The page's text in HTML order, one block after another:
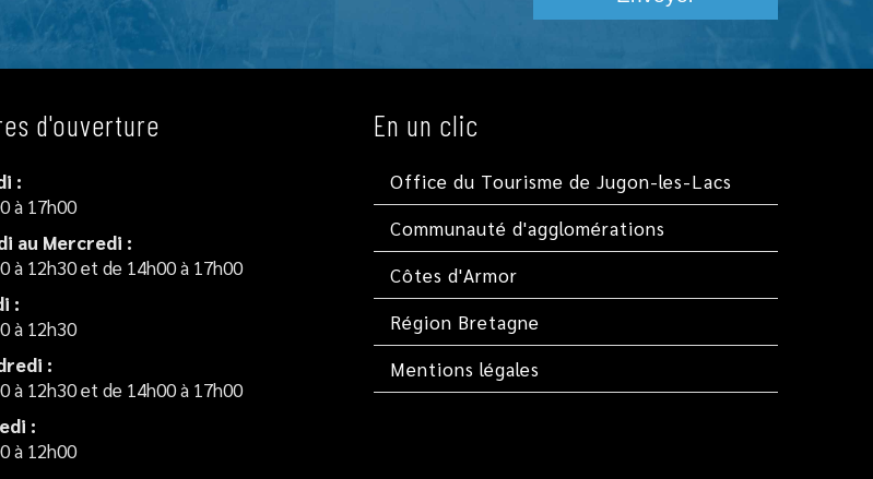
d'ouverture
:
à 17h00
au Mercredi :
à 12h30 et de 14h00 à 17h00
:
à 12h30
:
à 12h30 et de 14h00 à 17h00
:
à 12h00
En un clic
Office du Tourisme de Jugon-les-Lacs
Communauté d'agglomérations
Côtes d'Armor
Région Bretagne
Mentions légales